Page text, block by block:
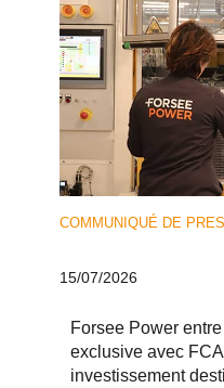
COMMUNIQUÉ DE
15/07/2026
Forsee Power
exclusive avec
investissement